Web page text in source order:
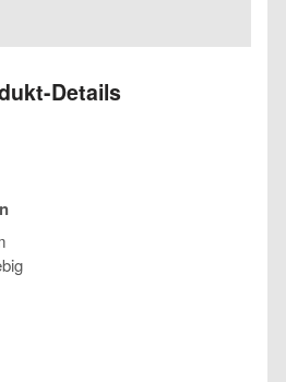
Details